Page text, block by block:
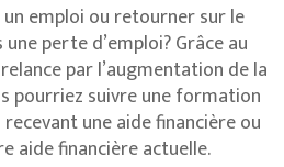
emploi ou retourner sur le
perte d’emploi? Grâce au
par l’augmentation de la
pourriez suivre une formation
une aide financière ou
aide financière actuelle.